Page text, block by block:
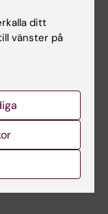
ditt
vänster på